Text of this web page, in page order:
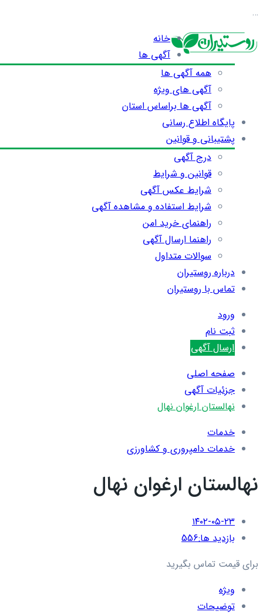
…
خانه
آگهی ها
همه آگهی ها
آگهی های ویژه
آگهی ها براساس استان
پایگاه اطلاع رسانی
پشتیبانی و قوانین
درج آگهی
قوانین و شرایط
شرایط عکس آگهی
شرایط استفاده و مشاهده آگهی
راهنمای خرید امن
راهنما ارسال آگهی
سوالات متداول
درباره روستیران
تماس با روستیران
ورود
ثبت نام
ارسال آگهی
صفحه اصلی
جزئیات آگهی
نهالستان ارغوان نهال
خدمات
خدمات دامپروری و کشاورزی
نهالستان ارغوان نهال
۱۴۰۲-۰۵-۲۳
بازدید ها:556
برای قیمت تماس بگیرید
ویژه
توضیحات